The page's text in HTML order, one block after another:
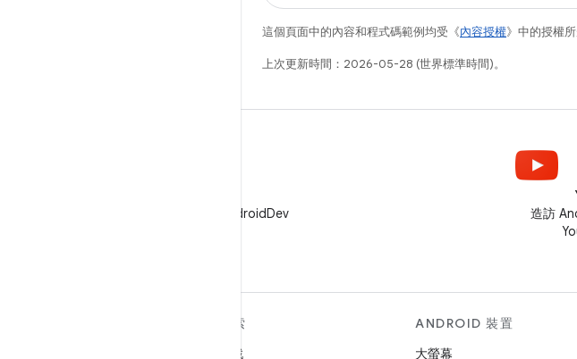
這個頁面中的內容和程式碼範例均受《內容授權》中的授權
上次更新時間：2026-05-28 (世界標準時間)。
在 X 中追蹤 @AndroidDev
造訪
探索
遊戲
ANDROID 裝置
大螢幕